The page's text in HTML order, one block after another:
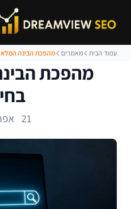
עמוד הבית מאמרים מהפכת הבינה
מהפכת
21 אפריל 2024